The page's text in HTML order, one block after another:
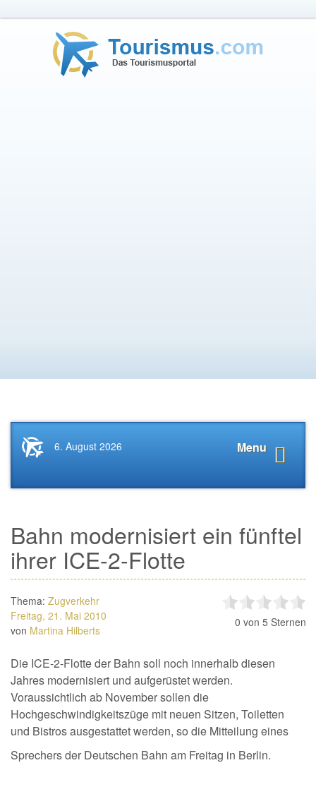
Startseite
News.Tourismus.com
Menu
6. August 2026
Bahn modernisiert ein fünftel
ihrer ICE-2-Flotte
Thema: Zugverkehr
Freitag, 21. Mai 2010
von Martina Hilberts
0 von 5 Sternen
Die ICE-2-Flotte der Bahn soll noch innerhalb diesen
Jahres modernisiert und aufgerüstet werden.
Voraussichtlich ab November sollen die
Hochgeschwindigkeitszüge mit neuen Sitzen, Toiletten
und Bistros ausgestattet werden, so die Mitteilung eines
Sprechers der Deutschen Bahn am Freitag in Berlin.